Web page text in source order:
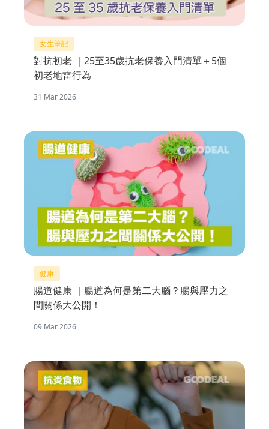
女生筆記
對抗初老 ｜25至35歲抗老保養入門清單＋5個
初老地雷行為
31 Mar 2026
健康
腸道健康 ｜腸道為何是第二大腦？腸與壓力之
間關係大公開！
09 Mar 2026